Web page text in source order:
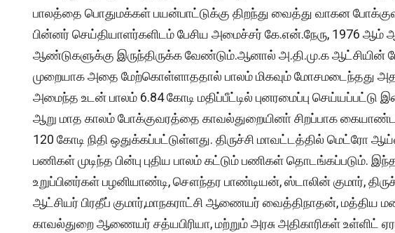
பாலத்தை பொதுமக்கள் பயன்பாட்டுக்கு திறந்து வைத்து வாகன
பின்னர் செய்தியாளர்களிடம் பேசிய அமைச்சர் கே.என்.நேரு, 1976 ஆம்
ஆண்டுகளுக்கு இருந்திருக்க வேண்டும்.ஆனால் அ.தி.மு.க ஆட்சியின்
முறையாக அதை மேற்கொள்ளாததால் பாலம் மிகவும் மோசமடைந்தது
அமைந்த உடன் பாலம் 6.84 கோடி மதிப்பீட்டில் புனரமைப்பு செய்யப்பட்டு
ஆறு மாத காலம் போக்குவரத்தை காவல்துறையினா் சிறப்பாக
120 கோடி நிதி ஒதுக்கப்பட்டுள்ளது. திருச்சி மாவட்டத்தில்
பணிகள் முடிந்த பின்பு புதிய பாலம் கட்டும் பணிகள் தொடங்கப்படும்.
உறுப்பினர்கள் பழனியாண்டி, சௌந்தர பாண்டியன், ஸ்டாலின் குமார்,
ஆட்சியர் பிரதீப் குமார்,மாநகராட்சி ஆணையர் வைத்திநாதன்,
காவல்துறை ஆணையர் சத்யபிரியா, மற்றும் அரசு அதிகாரிகள்